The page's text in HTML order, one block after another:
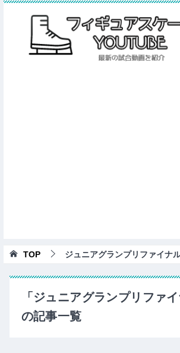
TOP ジュニアグランプリファイナ
「ジュニアグランプリファイ
の記事一覧